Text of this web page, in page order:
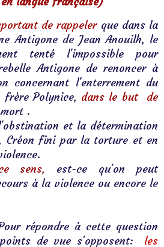
est important de rappeler
que dans la
Antigone de Jean Anouilh, le
tenté l'impossible pour
Antigone de renoncer à
concernant l'enterrement du
frère Polynice, dans le but  de
.
et la détermination
Créon fini par la torture et en
sens,
est-ce qu'on peut
à la violence ou encore le
de vue s'opposent: les